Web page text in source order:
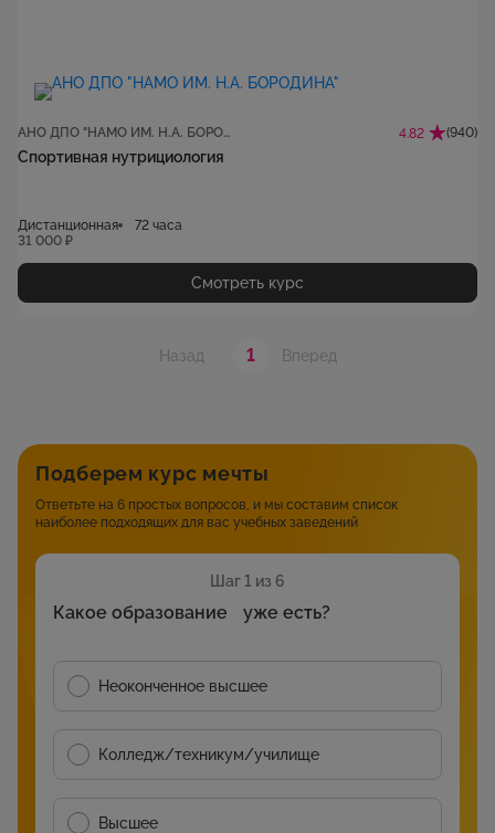
АНО ДПО "НАМО ИМ. Н.А. БОРОДИНА" 4.82 (940)
Спортивная нутрициология
Дистанционная
72 часа
31 000 ₽
Смотреть курс
Назад 1 Вперед
Подберем курс мечты
Ответьте на 6 простых вопросов, и мы составим список
наиболее подходящих для вас учебных заведений
Шаг 1 из 6
Какое образование уже есть?
Неоконченное высшее
Колледж/техникум/училище
Высшее